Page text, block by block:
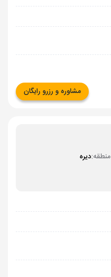
مشاوره و رزرو رایگان
منطقه:دیره